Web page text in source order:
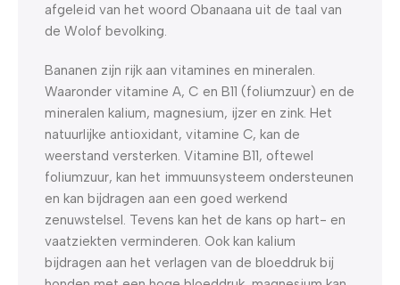
afgeleid van het woord Obanaana uit de taal van
de Wolof bevolking.
Bananen zijn rijk aan vitamines en mineralen.
Waaronder vitamine A, C en B11 (foliumzuur) en de
mineralen kalium, magnesium, ijzer en zink. Het
natuurlijke antioxidant, vitamine C, kan de
weerstand versterken. Vitamine B11, oftewel
foliumzuur, kan het immuunsysteem ondersteunen
en kan bijdragen aan een goed werkend
zenuwstelsel. Tevens kan het de kans op hart- en
vaatziekten verminderen. Ook kan kalium
bijdragen aan het verlagen van de bloeddruk bij